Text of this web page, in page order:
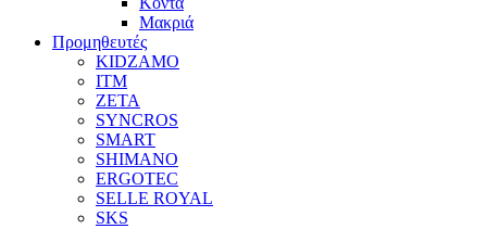
Μακριά
Προμηθευτές
KIDZAMO
ITM
ZETA
SYNCROS
SMART
SHIMANO
ERGOTEC
SELLE ROYAL
SKS